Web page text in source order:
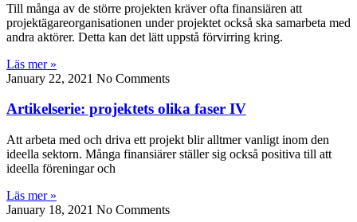
Till många av de större projekten kräver ofta finansiären att
projektägareorganisationen under projektet också ska samarbeta med
andra aktörer. Detta kan det lätt uppstå förvirring kring.
Läs mer »
January 22, 2021 No Comments
Artikelserie: projektets olika faser IV
Att arbeta med och driva ett projekt blir alltmer vanligt inom den
ideella sektorn. Många finansiärer ställer sig också positiva till att
ideella föreningar och
Läs mer »
January 18, 2021 No Comments